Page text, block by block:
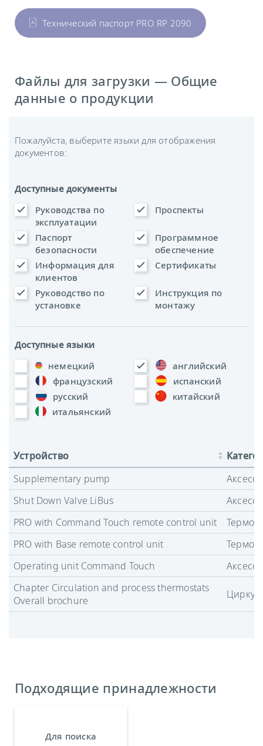
Технический паспорт PRO RP 2090
Файлы для загрузки — Общие
данные о продукции
Пожалуйста, выберите языки для отображения
документов:
Доступные документы
Руководства по
эксплуатации
Проспекты
Паспорт
безопасности
Программное
обеспечение
Информация для
клиентов
Сертификаты
Руководство по
установке
Инструкция по
монтажу
Доступные языки
немецкий
английский
французский
испанский
русский
китайский
итальянский
Устройство
Supplementary pump
Shut Down Valve LiBus
PRO with Command Touch remote control unit
PRO with Base remote control unit
Operating unit Command Touch
Chapter Circulation and process thermostats
Overall brochure
Подходящие принадлежности
Для поиска